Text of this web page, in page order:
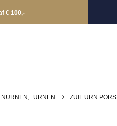
€ 100,-
, URNEN ZUIL URN